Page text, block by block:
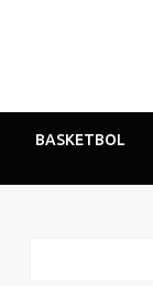
BASKETBOL